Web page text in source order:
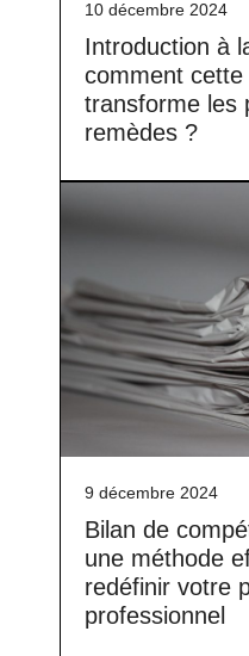
10 décembre 2024
Introduction à
comment
transforme les
remèdes ?
9 décembre 2024
Bilan de
une méthode
redéfinir votre
professionnel